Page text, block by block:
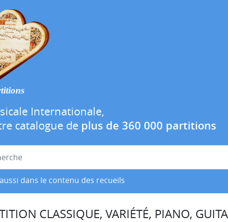
Internationale,
catalogue de plus de 360 000 partitions
dans le contenu des recueils
CLASSIQUE, VARIÉTÉ, PIANO,